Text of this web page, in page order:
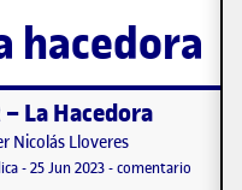
hacedora
– La Hacedora
por
Nicolás Lloveres
-Fecha de publicación
25 Jun 2023-comentario